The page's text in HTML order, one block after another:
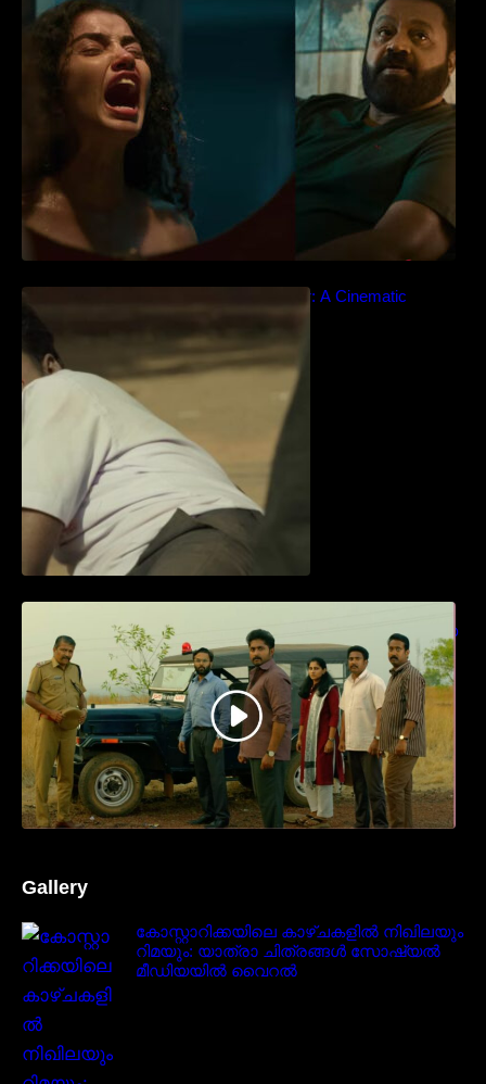
Teaser
‘ജെഎസ്‌കെ’ ടീസർ പുറത്ത്; വക്കീൽ
വേഷത്തിൽ നിറഞ്ഞാടി സുരേഷ് ഗോപി..
Idiyan Chandhu – Teaser: A Cinematic
Extravaganza Unveiled
ധ്യാൻ ശ്രീനിവാസൻ നായകനായി
എത്തുന്ന “പാർട്നെർസ്” പ്രേക്ഷക ശ്രദ്ധ
നേടിയ ടീസർ കാണാം..
Gallery